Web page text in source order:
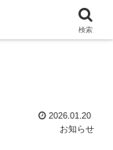
2026.01.20
お知らせ
検索